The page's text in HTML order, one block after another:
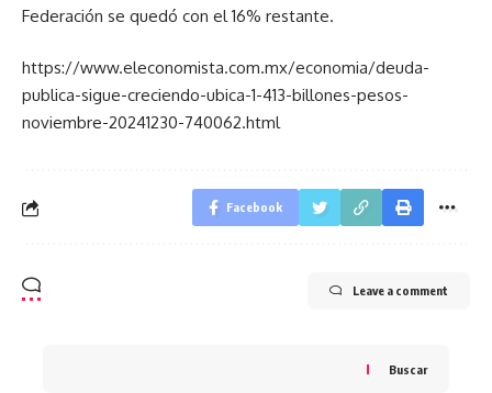
Federación se quedó con el 16% restante.
https://www.eleconomista.com.mx/economia/deuda-
publica-sigue-creciendo-ubica-1-413-billones-pesos-
noviembre-20241230-740062.html
Facebook
Leave a comment
Buscar